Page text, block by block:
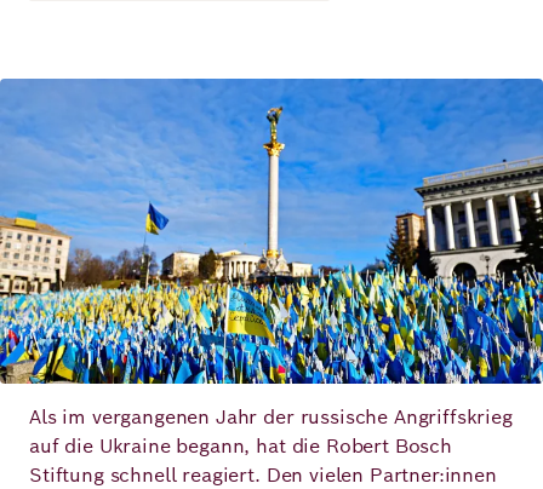
Veranstaltungen
Robert
Bosch
Academy
Deutsch Englisch
Ukraine
Bild
Als im vergangenen Jahr der russische Angriffskrieg
auf die Ukraine begann, hat die Robert Bosch
Stiftung schnell reagiert. Den vielen Partner:innen